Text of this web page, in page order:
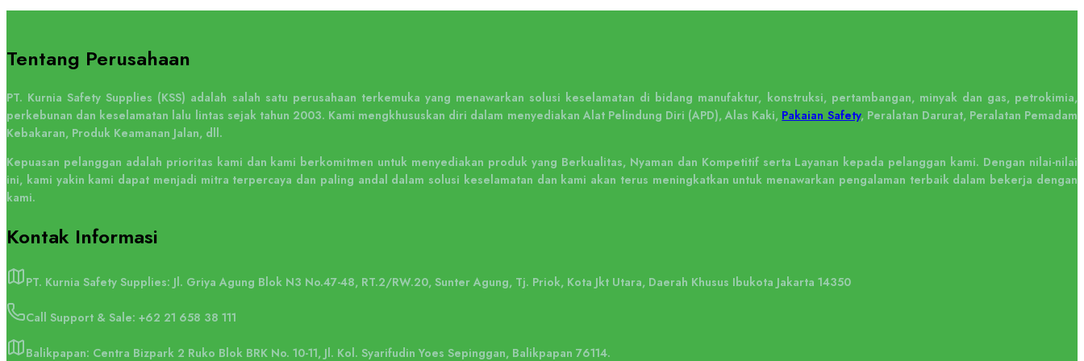
Tentang Perusahaan
PT. Kurnia Safety Supplies (KSS) adalah salah satu perusahaan terkemuka yang menawarkan solusi keselamatan di bidang manufaktur, konstruksi, pertambangan, minyak dan gas, petrokimia,
perkebunan dan keselamatan lalu lintas sejak tahun 2003. Kami mengkhususkan diri dalam menyediakan Alat Pelindung Diri (APD), Alas Kaki, Pakaian Safety, Peralatan Darurat, Peralatan Pemadam
Kebakaran, Produk Keamanan Jalan, dll.
Kepuasan pelanggan adalah prioritas kami dan kami berkomitmen untuk menyediakan produk yang Berkualitas, Nyaman dan Kompetitif serta Layanan kepada pelanggan kami. Dengan nilai-nilai
ini, kami yakin kami dapat menjadi mitra terpercaya dan paling andal dalam solusi keselamatan dan kami akan terus meningkatkan untuk menawarkan pengalaman terbaik dalam bekerja dengan
kami.
Kontak Informasi
PT. Kurnia Safety Supplies: Jl. Griya Agung Blok N3 No.47-48, RT.2/RW.20, Sunter Agung, Tj. Priok, Kota Jkt Utara, Daerah Khusus Ibukota Jakarta 14350
Call Support & Sale: +62 21 658 38 111
Balikpapan: Centra Bizpark 2 Ruko Blok BRK No. 10-11, Jl. Kol. Syarifudin Yoes Sepinggan, Balikpapan 76114.